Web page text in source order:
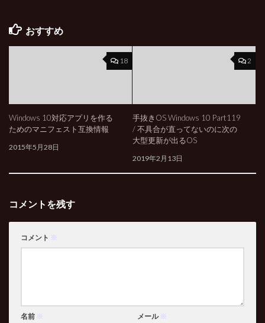
おすすめ
18
Windows 10対応アプリを作る
ためのマニフェスト互換情報
2015年5月28日
2
手抜きOS Windows 10 Part119
/ 不具合が直ってないのに次の
大型更新が出るOS
2019年2月13日
コメントを残す
コメント ※
名前 ※ メール ※